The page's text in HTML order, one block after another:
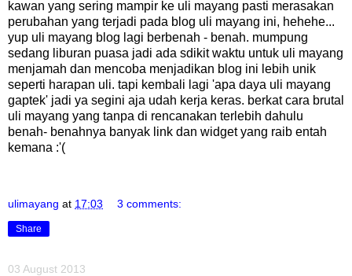
kawan yang sering mampir ke uli mayang pasti merasakan
perubahan yang terjadi pada blog uli mayang ini, hehehe...
yup uli mayang blog lagi berbenah - benah. mumpung
sedang liburan puasa jadi ada sdikit waktu untuk uli mayang
menjamah dan mencoba menjadikan blog ini lebih unik
seperti harapan uli. tapi kembali lagi 'apa daya uli mayang
gaptek' jadi ya segini aja udah kerja keras. berkat cara brutal
uli mayang yang tanpa di rencanakan terlebih dahulu
benah- benahnya banyak link dan widget yang raib entah
kemana :'(
ulimayang at 17:03 3 comments:
Share
03 August 2013